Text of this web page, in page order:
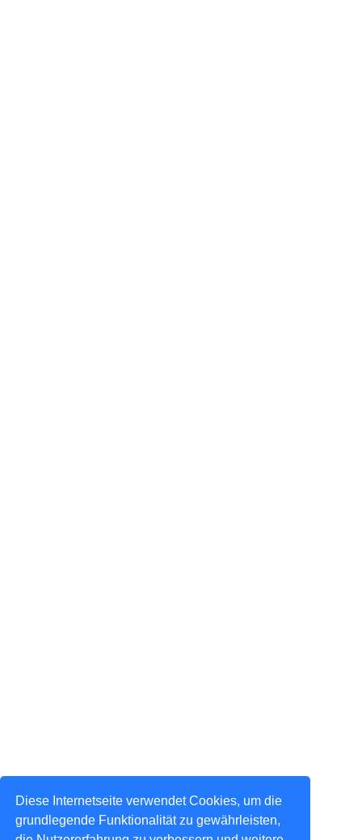
Diese Internetseite verwendet Cookies, um die
grundlegende Funktionalität zu gewährleisten,